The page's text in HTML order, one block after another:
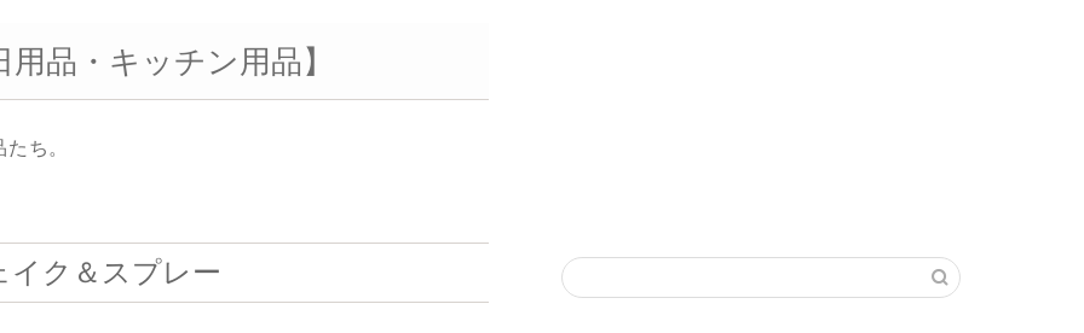
品・キッチン用品】
ち。
イク＆スプレー